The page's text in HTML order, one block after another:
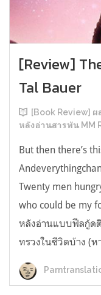
[Review]
Tal Bauer
[Book Review]
หลังอ่านสารพัน MM
But then there’s
Twenty men
who could be my
หลังอ่านแบบฟีลกู้ด
ทรวงในชีวิตบ้าง (ห